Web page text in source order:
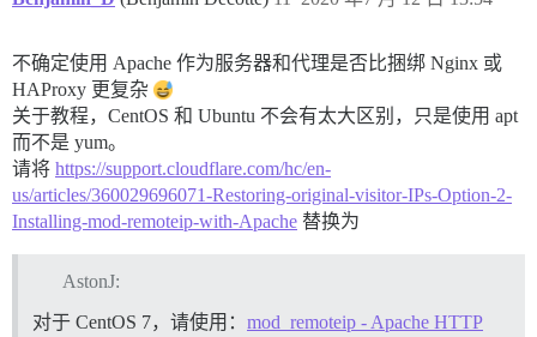
不确定使用 Apache 作为服务器和代理是否比捆绑 Nginx 或
HAProxy 更复杂
关于教程，CentOS 和 Ubuntu 不会有太大区别，只是使用 apt
而不是 yum。
请将 https://support.cloudflare.com/hc/en-
us/articles/360029696071-Restoring-original-visitor-IPs-Option-2-
Installing-mod-remoteip-with-Apache 替换为
AstonJ:
对于 CentOS 7，请使用： mod_remoteip - Apache HTTP